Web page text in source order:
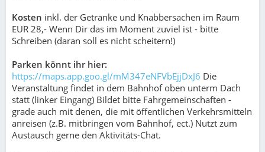
Kosten inkl. der Getränke und Knabbersachen im Raum
EUR 28,- Wenn Dir das im Moment zuviel ist - bitte
Schreiben (daran soll es nicht scheitern!)
Parken könnt ihr hier:
https://maps.app.goo.gl/mM347eNFVbEjjDxJ6 Die
Veranstaltung findet in dem Bahnhof oben unterm Dach
statt (linker Eingang) Bildet bitte Fahrgemeinschaften -
grade auch mit denen, die mit öffentlichen Verkehrsmitteln
anreisen (z.B. mitbringen vom Bahnhof, ect.) Nutzt zum
Austausch gerne den Aktivitäts-Chat.